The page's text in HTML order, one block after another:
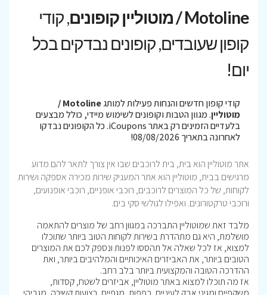
Motoline / מוטוליין קופונים
, קודי
קופון שעובדים, קופונים נבדקים בכל
יום!
קודי קופון חדשים והנחות פעילות למותג
Motoline /
מוטוליין. מגוון הטבות וקופונים לשימוש מיידי, כולל מבצעים
בלעדיים הזמינים רק באתר iCoupons. כל הקופונים נבדקו
לאחרונה בתאריך 08/08/2026!
אתר מוטוליין הוא בית, בית לרוכבים שבו אין צורך לתאר להם מדוע
מרגישים בבית, מוטוליין הוא אתר המעניק שירות מכירה אספקה ושירות
לקוחות, של כל המוצרים לרוכבים, רוכבי אופניים, רוכבי אופנועים,
ורוכבי טרקטורונים. ואפילו לגולשי סקי בים.
מלבד זאת שמוטוליין התברכה במגוון רחב של מוצרים להתאמה
מושלמת, היא גם מתהדרת בשירות לקוחות הטוב ביותר שתוכלו
למצוא, אז לכל שאלה אל תהססו לפנות ונספק לכם את המוצרים
הטובים ביותר, את האביזרים האיכותיים והמלהיבים ביותר, ואת
ההדרכה הטובה והמקצועית ביותר בלב רחב.
אז מה תוכלו למצוא באתר מוטוליין, אביזרים לשטח, קסדות,